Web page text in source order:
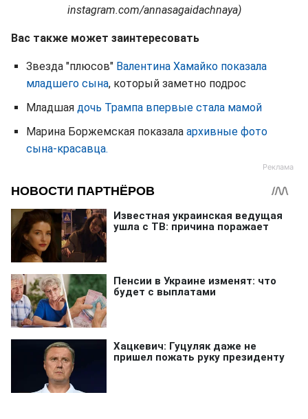
instagram.com/annasagaidachnaya)
Вас также может заинтересовать
Звезда "плюсов" Валентина Хамайко показала
младшего сына, который заметно подрос
Младшая дочь Трампа впервые стала мамой
Марина Боржемская показала архивные фото
сына-красавца.